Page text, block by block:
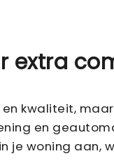
extra
kwaliteit,
en
je woning aan,